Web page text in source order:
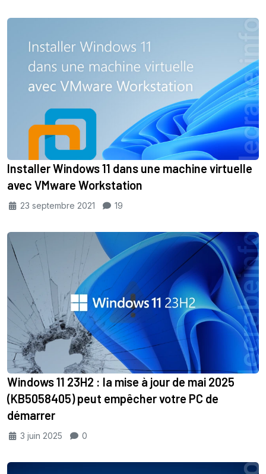
Installer Windows 11 dans une machine virtuelle
avec VMware Workstation
23 septembre 2021 19
Windows 11 23H2 : la mise à jour de mai 2025
(KB5058405) peut empêcher votre PC de
démarrer
3 juin 2025 0